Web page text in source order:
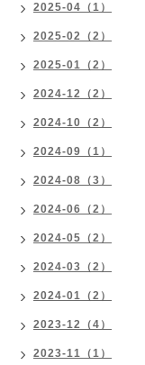
2025-04（1）
2025-02（2）
2025-01（2）
2024-12（2）
2024-10（2）
2024-09（1）
2024-08（3）
2024-06（2）
2024-05（2）
2024-03（2）
2024-01（2）
2023-12（4）
2023-11（1）